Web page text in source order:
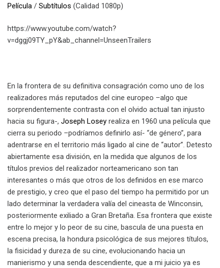
Película / Subtítulos (Calidad 1080p)
https://www.youtube.com/watch?
v=dggj09TY_pY&ab_channel=UnseenTrailers
En la frontera de su definitiva consagración como uno de los
realizadores más reputados del cine europeo –algo que
sorprendentemente contrasta con el olvido actual tan injusto
hacia su figura-, Joseph Losey realiza en 1960 una película que
cierra su periodo –podríamos definirlo así- “de género”, para
adentrarse en el territorio más ligado al cine de “autor”. Detesto
abiertamente esa división, en la medida que algunos de los
títulos previos del realizador norteamericano son tan
interesantes o más que otros de los definidos en ese marco
de prestigio, y creo que el paso del tiempo ha permitido por un
lado determinar la verdadera valía del cineasta de Winconsin,
posteriormente exiliado a Gran Bretaña. Esa frontera que existe
entre lo mejor y lo peor de su cine, bascula de una puesta en
escena precisa, la hondura psicológica de sus mejores títulos,
la fisicidad y dureza de su cine, evolucionando hacia un
manierismo y una senda descendiente, que a mi juicio ya es